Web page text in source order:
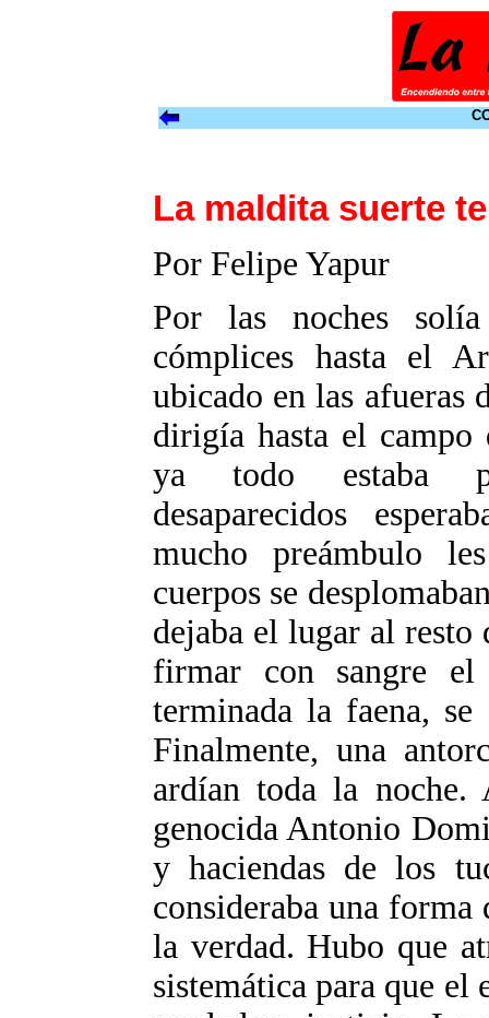
La maldita suerte
Por Felipe Yapur
Por las noches
cómplices hasta el
ubicado en las afueras
dirigía hasta el campo
ya todo estaba
desaparecidos
mucho preámbulo
cuerpos se
dejaba el lugar al
firmar con sangre
terminada la faena,
Finalmente, una
ardían toda la
genocida Antonio
y haciendas de los
consideraba una
la verdad. Hubo que
sistemática para que